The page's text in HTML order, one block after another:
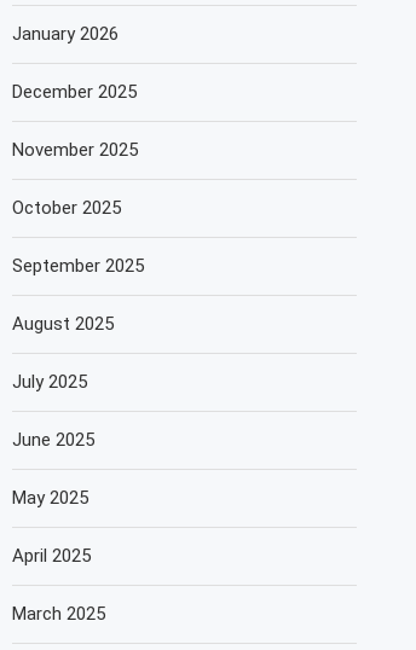
January 2026
December 2025
November 2025
October 2025
September 2025
August 2025
July 2025
June 2025
May 2025
April 2025
March 2025